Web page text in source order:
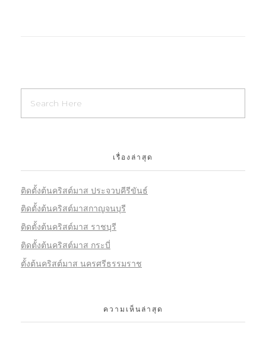
เรื่องล่าสุด
ติดตั้งต้นคริสต์มาส ประจวบคีรีขันธ์
ติดตั้งต้นคริสต์มาสกาญจนบุรี
ติดตั้งต้นคริสต์มาส ราชบุรี
ติดตั้งต้นคริสต์มาส กระบี่
ตั้งต้นคริสต์มาส นครศรีธรรมราช
ความเห็นล่าสุด